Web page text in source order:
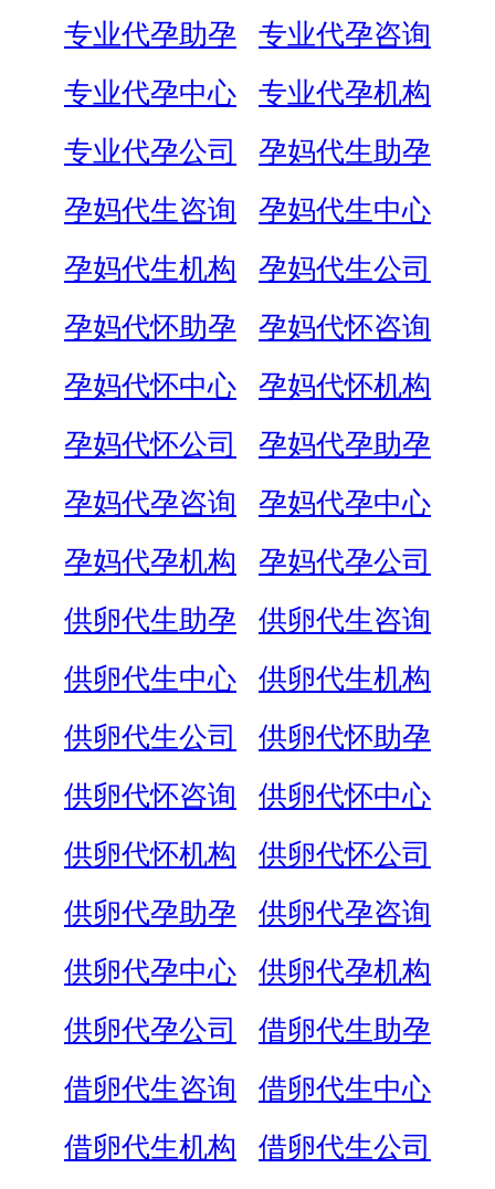
专业代孕助孕
专业代孕咨询
专业代孕中心
专业代孕机构
专业代孕公司
孕妈代生助孕
孕妈代生咨询
孕妈代生中心
孕妈代生机构
孕妈代生公司
孕妈代怀助孕
孕妈代怀咨询
孕妈代怀中心
孕妈代怀机构
孕妈代怀公司
孕妈代孕助孕
孕妈代孕咨询
孕妈代孕中心
孕妈代孕机构
孕妈代孕公司
供卵代生助孕
供卵代生咨询
供卵代生中心
供卵代生机构
供卵代生公司
供卵代怀助孕
供卵代怀咨询
供卵代怀中心
供卵代怀机构
供卵代怀公司
供卵代孕助孕
供卵代孕咨询
供卵代孕中心
供卵代孕机构
供卵代孕公司
借卵代生助孕
借卵代生咨询
借卵代生中心
借卵代生机构
借卵代生公司